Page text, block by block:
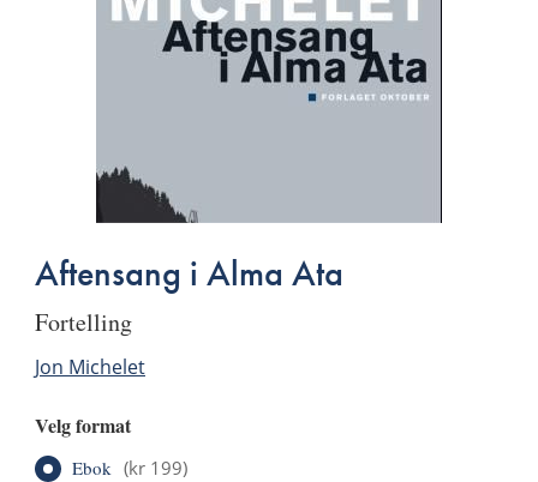
Aftensang i Alma Ata
fortelling
Jon Michelet
Velg format
Ebok (kr 199)